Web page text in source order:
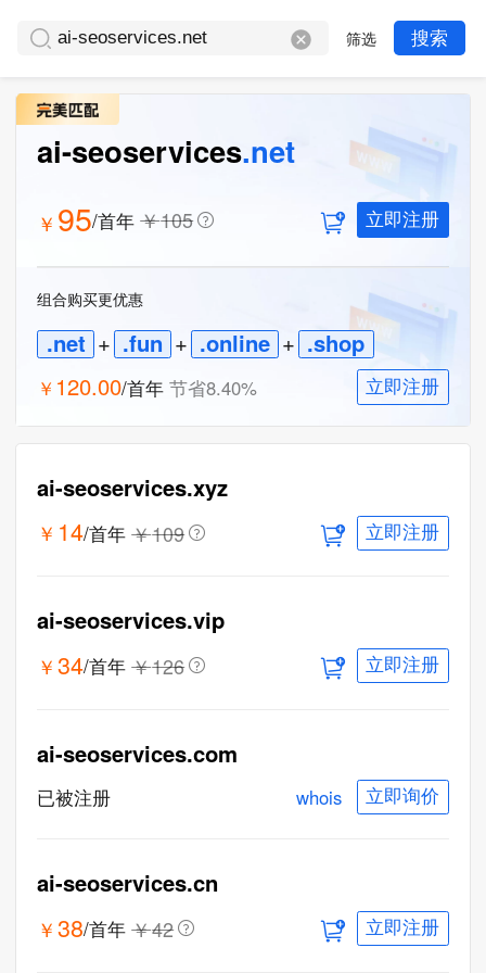
筛选 搜索
ai-seoservices.net
￥ 95/首年 ￥105 立即注册
组合购买更优惠
.net + .fun + .online + .shop
￥ 120.00/首年 节省8.40% 立即注册
ai-seoservices.xyz
￥ 14/首年 ￥109 立即注册
ai-seoservices.vip
￥ 34/首年 ￥126 立即注册
ai-seoservices.com
已被注册 whois 立即询价
ai-seoservices.cn
￥ 38/首年 ￥42 立即注册